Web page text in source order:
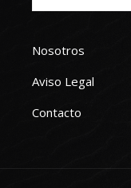
Nosotros
Aviso Legal
Contacto